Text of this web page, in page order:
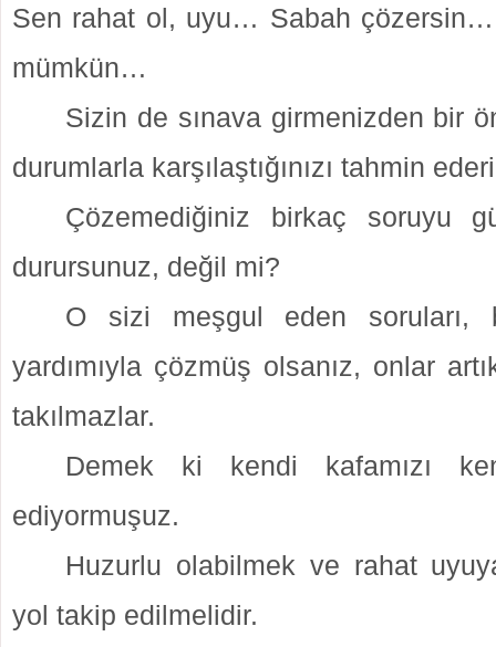
Sen rahat ol, uyu… Sabah
mümkün…
Sizin de sınava girmenizden bir
durumlarla karşılaştığınızı tahmin
Çözemediğiniz birkaç soruyu
durursunuz, değil mi?
O sizi meşgul eden soruları,
yardımıyla çözmüş olsanız, onlar
takılmazlar.
Demek ki kendi kafamızı
ediyormuşuz.
Huzurlu olabilmek ve rahat
yol takip edilmelidir.